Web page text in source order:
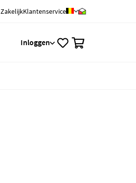
ZakelijkKlantenservice
Inloggen